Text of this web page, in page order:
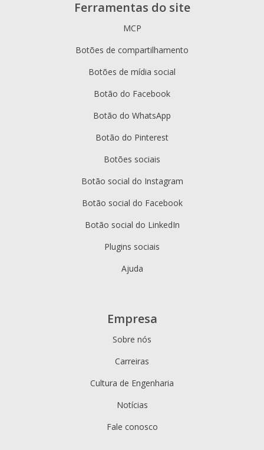
Ferramentas do site
MCP
Botões de compartilhamento
Botões de mídia social
Botão do Facebook
Botão do WhatsApp
Botão do Pinterest
Botões sociais
Botão social do Instagram
Botão social do Facebook
Botão social do LinkedIn
Plugins sociais
Ajuda
Empresa
Sobre nós
Carreiras
Cultura de Engenharia
Notícias
Fale conosco